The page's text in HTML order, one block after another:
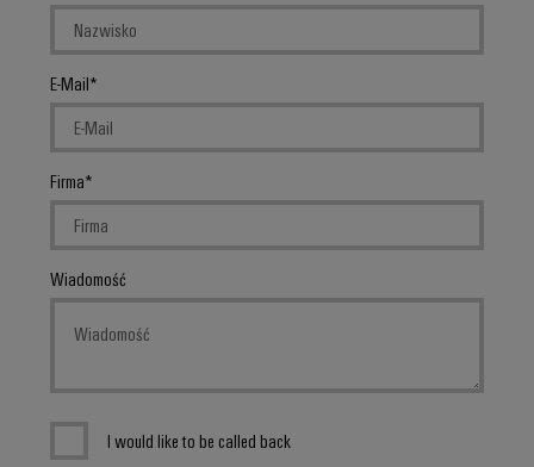
E-Mail
Firma
Wiadomość
I would like to be called back